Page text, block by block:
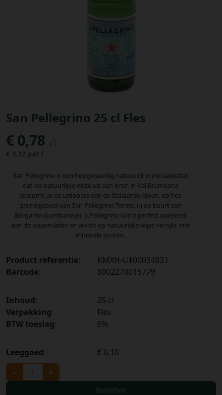
San Pellegrino 25 cl Fles
€ 0,78
€ 3,12 per l
San Pellegrino is een hoogwaardig natuurlijk mineraalwater
dat op natuurlijke wijze uit een bron in Val Brembana
stroomt, in de uitlopers van de Italiaanse Alpen, op het
grondgebied van San Pellegrino Terme, in de buurt van
Bergamo (Lombardije). S.Pellegrino komt perfect parelend
aan de oppervlakte en wordt op natuurlijke wijze verrijkt met
minerale zouten.
Product referentie:
KMXH-U$00034831
Barcode: 8002270015779
Inhoud:
25 cl
Verpakking:
Fles
BTW toeslag: 6%
Leeggoed: € 0,10
- +
Bestellen